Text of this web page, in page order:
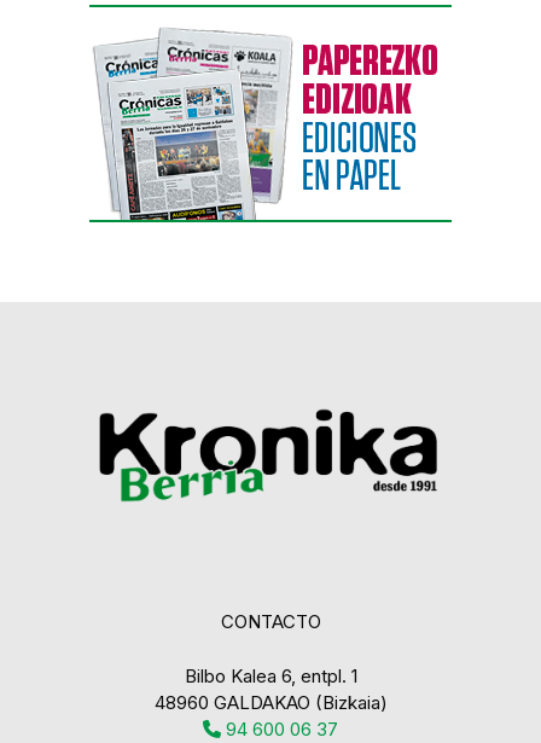
CONTACTO
Bilbo Kalea 6, entpl. 1
48960 GALDAKAO (Bizkaia)
94 600 06 37